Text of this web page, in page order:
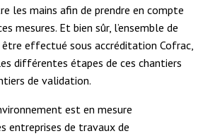
les mains afin de prendre en compte
mesures. Et bien sûr, l’ensemble de
effectué sous accréditation Cofrac,
différentes étapes de ces chantiers
de validation.
est en mesure
entreprises de travaux de